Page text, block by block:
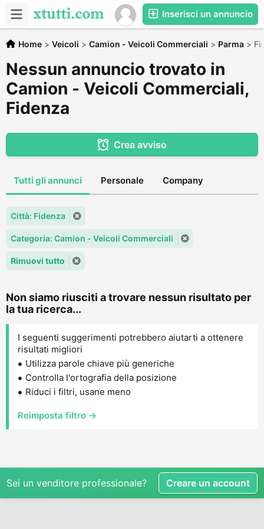
Inserisci un annuncio
Home > Veicoli > Camion - Veicoli Commerciali > Parma >
Nessun annuncio trovato in
Camion - Veicoli Commerciali,
Fidenza
Crea avviso
Tutti gli annunci Personale Company
Città: Fidenza
Categoria: Camion - Veicoli Commerciali
Rimuovi tutto
Non siamo riusciti a trovare nessun risultato per
la tua ricerca...
I seguenti suggerimenti potrebbero aiutarti a ottenere
risultati migliori
Utilizza parole chiave più generiche
Controlla l'ortografia della posizione
Riduci i filtri, usane meno
Reimposta filtro →
Sei un venditore professionale? Creare un account